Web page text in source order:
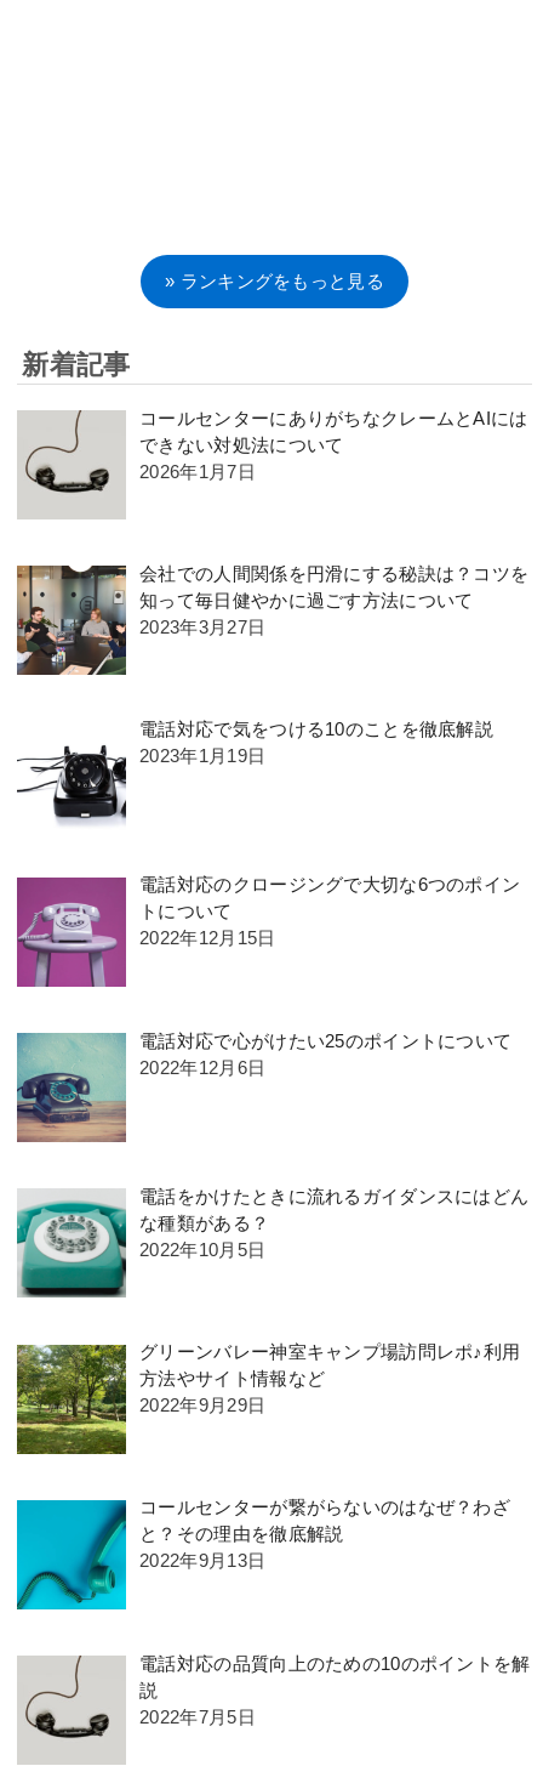
» ランキングをもっと見る
新着記事
コールセンターにありがちなクレームとAIには
できない対処法について
2026年1月7日
会社での人間関係を円滑にする秘訣は？コツを
知って毎日健やかに過ごす方法について
2023年3月27日
電話対応で気をつける10のことを徹底解説
2023年1月19日
電話対応のクロージングで大切な6つのポイン
トについて
2022年12月15日
電話対応で心がけたい25のポイントについて
2022年12月6日
電話をかけたときに流れるガイダンスにはどん
な種類がある？
2022年10月5日
グリーンバレー神室キャンプ場訪問レポ♪利用
方法やサイト情報など
2022年9月29日
コールセンターが繋がらないのはなぜ？わざ
と？その理由を徹底解説
2022年9月13日
電話対応の品質向上のための10のポイントを解
説
2022年7月5日